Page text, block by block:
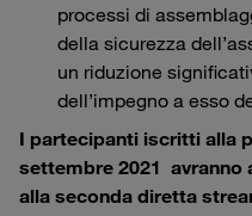
processi di
della sicurezza
un riduzione
dell’impegno a esso
I partecipanti iscritti alla
settembre 2021 avranno
alla seconda diretta